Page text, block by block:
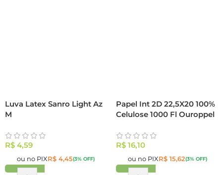
Luva Latex Sanro Light Az
M
R$ 4,59
ou no PIXR$ 4,45(3% OFF)
Papel Int 2D 22,5X20 100%
Celulose 1000 Fl Ouroppel
R$ 16,10
ou no PIXR$ 15,62(3% OFF)